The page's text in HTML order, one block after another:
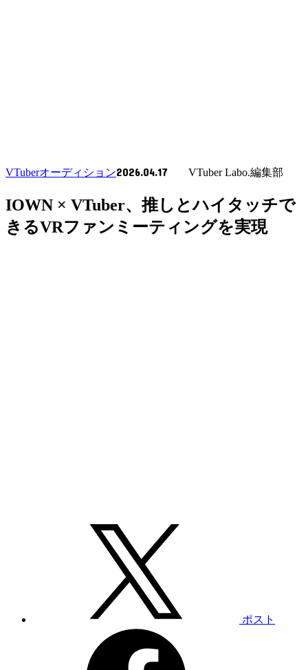
VTuberオーディション2026.04.17 VTuber Labo.編集部
IOWN × VTuber、推しとハイタッチで
きるVRファンミーティングを実現
ポスト